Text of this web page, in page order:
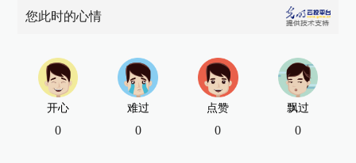
您此时的心情
开心
0
难过
0
点赞
0
飘过
0